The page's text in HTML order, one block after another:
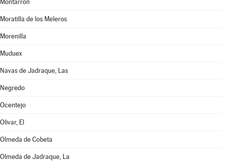
Montarrón
Moratilla de los Meleros
Morenilla
Muduex
Navas de Jadraque, Las
Negredo
Ocentejo
Olivar, El
Olmeda de Cobeta
Olmeda de Jadraque, La